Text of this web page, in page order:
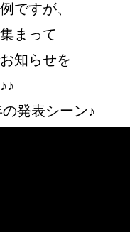
ですが、
まって
知らせを
発表シーン♪